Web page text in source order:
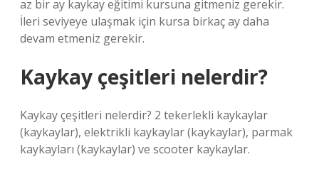
az bir ay kaykay eğitimi kursuna gitmeniz gerekir.
İleri seviyeye ulaşmak için kursa birkaç ay daha
devam etmeniz gerekir.
Kaykay çeşitleri nelerdir?
Kaykay çeşitleri nelerdir? 2 tekerlekli kaykaylar
(kaykaylar), elektrikli kaykaylar (kaykaylar), parmak
kaykayları (kaykaylar) ve scooter kaykaylar.